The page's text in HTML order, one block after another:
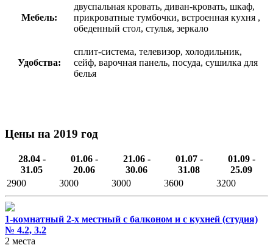
Мебель:
двуспальная кровать, диван-кровать, шкаф,
прикроватные тумбочки, встроенная кухня ,
обеденный стол, стулья, зеркало
Удобства:
сплит-система, телевизор, холодильник,
сейф, варочная панель, посуда, сушилка для
белья
Цены на 2019 год
28.04 -
31.05
01.06 -
20.06
21.06 -
30.06
01.07 -
31.08
01.09 -
25.09
2900
3000 3000 3600 3200
1-комнатный 2-х местный с балконом и с кухней (студия)
№ 4.2, 3.2
2 места